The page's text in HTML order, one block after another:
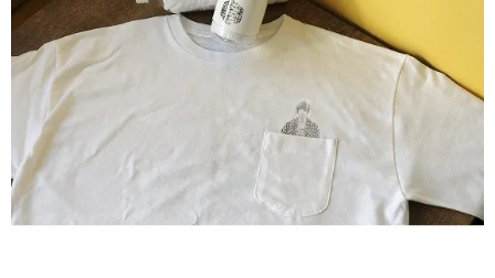
キーホルダー・チャーム
アクリルスタンド・アクセサリー・帽子
缶バッジ・ステッカー
生活雑貨・菓子・ゲーム